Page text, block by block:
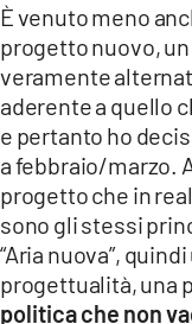
È venuto meno
progetto nuovo,
veramente
aderente a quello
e pertanto ho
a febbraio/marzo.
progetto che in
sono gli stessi
“Aria nuova”,
progettualità, una
politica che non